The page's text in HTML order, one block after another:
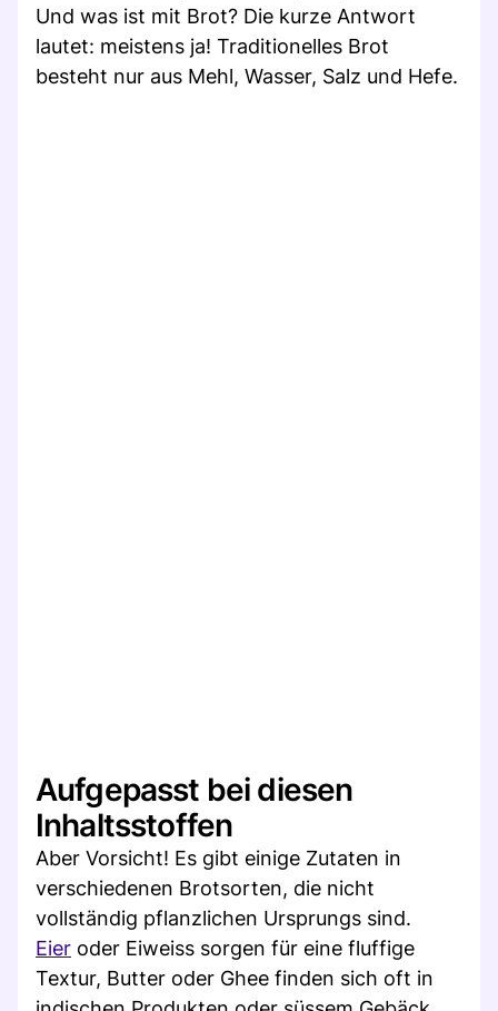
Und was ist mit Brot? Die kurze Antwort
lautet: meistens ja! Traditionelles Brot
besteht nur aus Mehl, Wasser, Salz und Hefe.
Aufgepasst bei diesen
Inhaltsstoffen
Aber Vorsicht! Es gibt einige Zutaten in
verschiedenen Brotsorten, die nicht
vollständig pflanzlichen Ursprungs sind.
Eier oder Eiweiss sorgen für eine fluffige
Textur, Butter oder Ghee finden sich oft in